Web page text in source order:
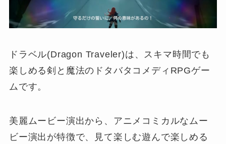
ドラベル(Dragon Traveler)は、スキマ時間でも
楽しめる剣と魔法のドタバタコメディRPGゲー
ムです。
美麗ムービー演出から、アニメコミカルなムー
ビー演出が特徴で、見て楽しむ遊んで楽しめる